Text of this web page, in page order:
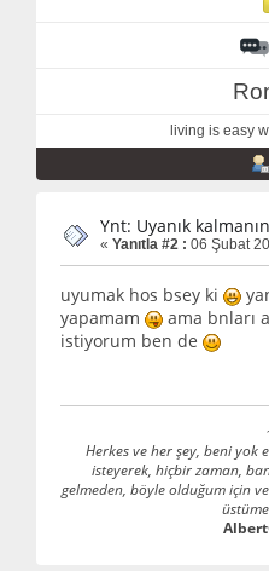
living is easy
Ynt: Uyanık
« Yanıtla #2 : 06 Şubat
uyumak hos bsey ki
yapamam
ama bnları
istiyorum ben de
Herkes ve her şey, beni yok
isteyerek, hiçbir zaman,
gelmeden, böyle olduğum için